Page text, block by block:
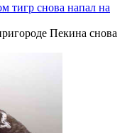
тигр снова напал на
Пекина снова